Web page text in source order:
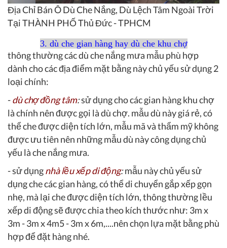
Địa Chỉ Bán Ô Dù Che Nắng, Dù Lệch Tâm Ngoài Trời
Tại THÀNH PHỐ Thủ Đức - TPHCM
3. dù che gian hàng hay dù che khu chợ
thông thường các dù che nắng mưa mẫu phù hợp
dành cho các địa điểm mặt bằng này chủ yếu sử dụng 2
loại chính:
-dù chợ đồng tâm:sử dụng cho các gian hàng khu chợ
là chính nên được gọi là dù chợ. mẫu dù này giá rẻ, có
thể che được diện tích lớn, mẫu mã và thẩm mỹ không
được ưu tiên nên những mẫu dù này công dụng chủ
yếu là che nắng mưa.
- sử dụngnhà lều xếp di động:mẫu này chủ yếu sử
dụng che các gian hàng, có thể di chuyển gắp xếp gọn
nhẹ, mà lại che được diện tích lớn, thông thường lều
xếp di động sẽ được chia theo kích thước như: 3m x
3m - 3m x 4m5 - 3m x 6m,....nên chọn lựa mặt bằng phù
hợp để đặt hàng nhé.